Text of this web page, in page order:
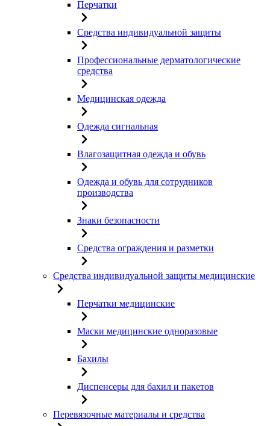
Перчатки
Средства индивидуальной защиты
Профессиональные дерматологические
средства
Медицинская одежда
Одежда сигнальная
Влагозащитная одежда и обувь
Одежда и обувь для сотрудников
производства
Знаки безопасности
Средства ограждения и разметки
Средства индивидуальной защиты медицинские
Перчатки медицинские
Маски медицинские одноразовые
Бахилы
Диспенсеры для бахил и пакетов
Перевязочные материалы и средства